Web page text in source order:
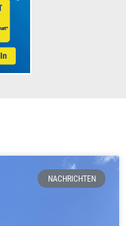
NACHRICHTEN